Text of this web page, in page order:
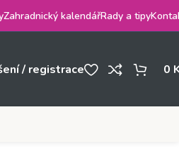
Zahradnický kalendářRady a tipy
/ registrace 0